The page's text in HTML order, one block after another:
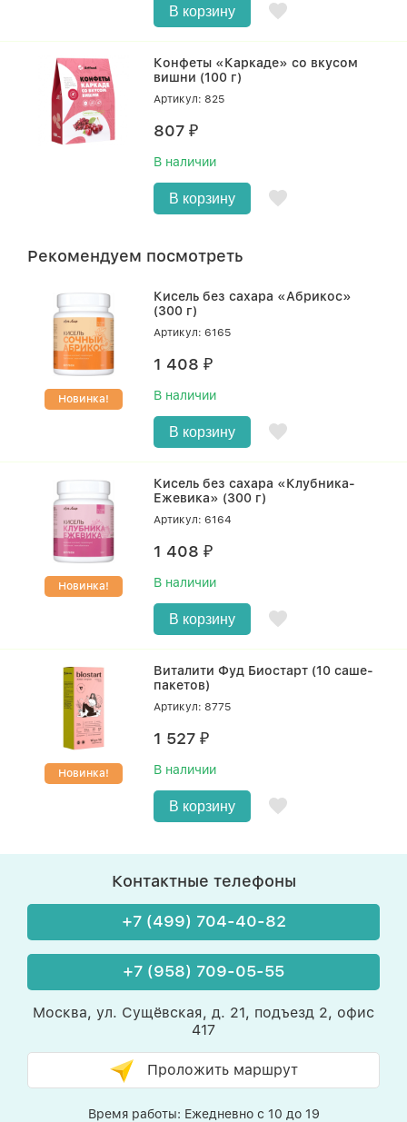
В корзину
Конфеты «Каркаде» со вкусом
вишни (100 г)
Артикул: 825
807₽
В наличии
В корзину
Рекомендуем посмотреть
Новинка!
Кисель без сахара «Абрикос»
(300 г)
Артикул: 6165
1 408₽
В наличии
В корзину
Новинка!
Кисель без сахара «Клубника-
Ежевика» (300 г)
Артикул: 6164
1 408₽
В наличии
В корзину
Новинка!
Виталити Фуд Биостарт (10 саше-
пакетов)
Артикул: 8775
1 527₽
В наличии
В корзину
Контактные телефоны
+7 (499) 704-40-82
+7 (958) 709-05-55
Москва, ул. Сущёвская, д. 21, подъезд 2, офис
417
Проложить маршрут
Время работы: Ежедневно с 10 до 19